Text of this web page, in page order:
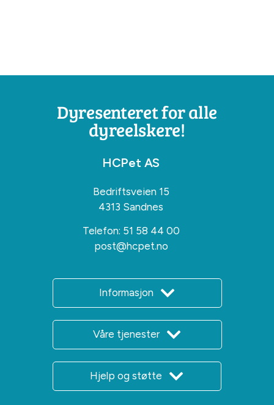
Dyresenteret for alle
dyreelskere!
HCPet AS
Bedriftsveien 15
4313 Sandnes
Telefon: 51 58 44 00
post@hcpet.no
Informasjon
Våre tjenester
Hjelp og støtte